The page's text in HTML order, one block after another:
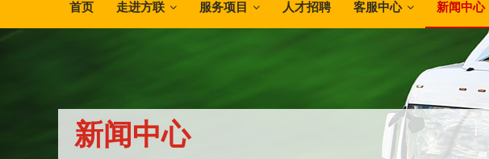
首页 走进方联 服务项目 人才招聘 客服中心 新闻中心
新闻中心